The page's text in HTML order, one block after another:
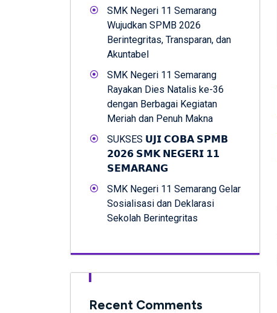
SMK Negeri 11 Semarang
Wujudkan SPMB 2026
Berintegritas, Transparan, dan
Akuntabel
SMK Negeri 11 Semarang
Rayakan Dies Natalis ke-36
dengan Berbagai Kegiatan
Meriah dan Penuh Makna
SUKSES 𝗨𝗝𝗜 𝗖𝗢𝗕𝗔 𝗦𝗣𝗠𝗕
𝟮𝟬𝟮𝟲 𝗦𝗠𝗞 𝗡𝗘𝗚𝗘𝗥𝗜 𝟭𝟭
𝗦𝗘𝗠𝗔𝗥𝗔𝗡𝗚
SMK Negeri 11 Semarang Gelar
Sosialisasi dan Deklarasi
Sekolah Berintegritas
Recent Comments